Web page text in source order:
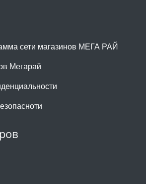
сети магазинов МЕГА РАЙ
Мегарай